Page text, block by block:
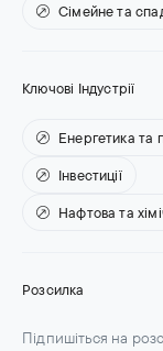
Сімейне та
Ключові Індустрії
Енергетика та
Інвестиції
Нафтова та
Розсилка
Підпишіться на